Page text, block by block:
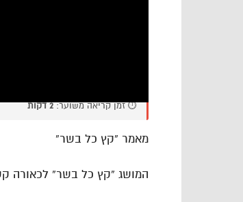
⏱️ זמן קריאה משוער:2 דקות
מאמר “קץ כל בשר”
המושג “קץ כל בשר” לכאורה